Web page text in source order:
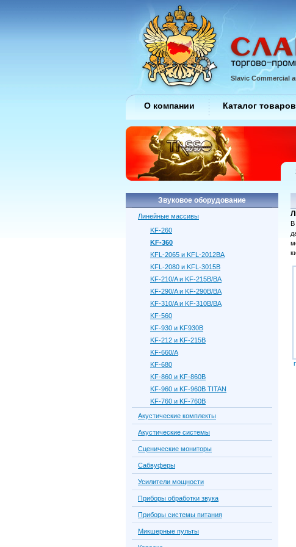
В
Звуковое оборудование
Линейные массивы
KF-260
KF-360
KFL-2065 и KFL-2012BA
KFL-2080 и KFL-3015B
KF-210/A и KF-215B/BA
KF-290/A и KF-290B/BA
KF-310/A и KF-310B/BA
KF-560
KF-930 и KF930B
KF-212 и KF-215B
KF-660/A
KF-680
KF-860 и KF-860B
KF-960 и KF-960B TITAN
KF-760 и KF-760B
Акустические комплекты
Акустические системы
Сценические мониторы
Сабвуферы
Усилители мощности
Приборы обработки звука
Приборы системы питания
Микшерные пульты
Slavic Commercial
О компании Каталог товаров